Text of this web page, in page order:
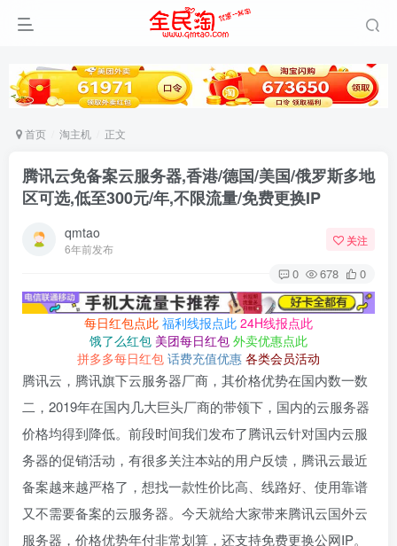
首页 淘主机 正文
腾讯云免备案云服务器,香港/德国/美国/俄罗斯多地
区可选,低至300元/年,不限流量/免费更换IP
qmtao
6年前发布
关注
0 678 0
每日红包点此 福利线报点此 24H线报点此
饿了么红包 美团每日红包 外卖优惠点此
拼多多每日红包 话费充值优惠 各类会员活动
腾讯云，腾讯旗下云服务器厂商，其价格优势在国内数一数
二，2019年在国内几大巨头厂商的带领下，国内的云服务器
价格均得到降低。前段时间我们发布了腾讯云针对国内云服
务器的促销活动，有很多关注本站的用户反馈，腾讯云最近
备案越来越严格了，想找一款性价比高、线路好、使用靠谱
又不需要备案的云服务器。今天就给大家带来腾讯云国外云
服务器，价格优势年付非常划算，还支持免费更换公网IP。